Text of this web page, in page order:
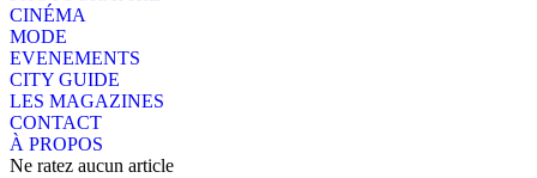
CINÉMA
MODE
EVENEMENTS
CITY GUIDE
LES MAGAZINES
CONTACT
À PROPOS
Ne ratez aucun article